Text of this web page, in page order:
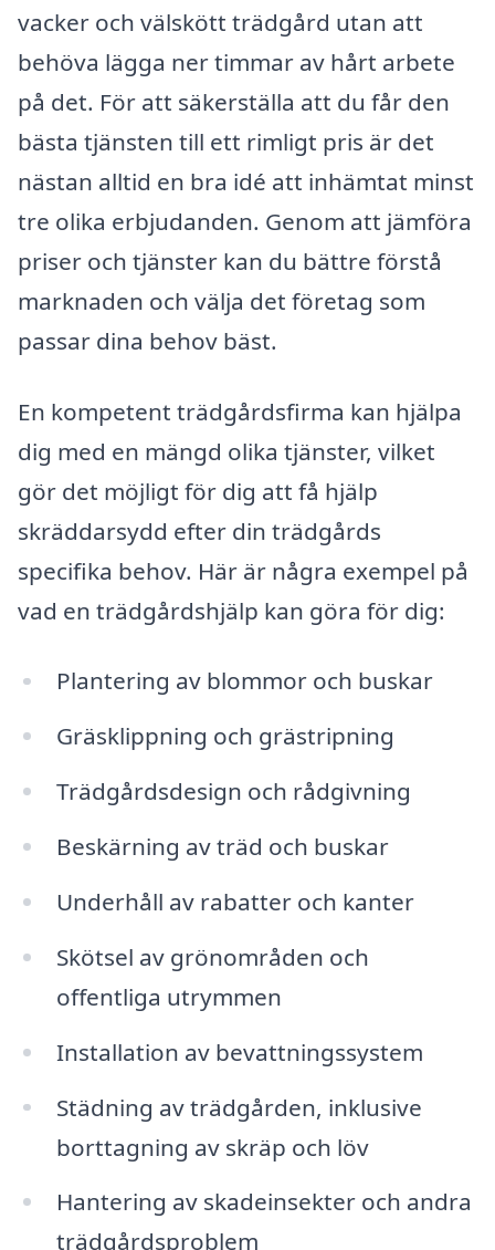
vacker och välskött trädgård utan att
behöva lägga ner timmar av hårt arbete
på det. För att säkerställa att du får den
bästa tjänsten till ett rimligt pris är det
nästan alltid en bra idé att inhämtat minst
tre olika erbjudanden. Genom att jämföra
priser och tjänster kan du bättre förstå
marknaden och välja det företag som
passar dina behov bäst.
En kompetent trädgårdsfirma kan hjälpa
dig med en mängd olika tjänster, vilket
gör det möjligt för dig att få hjälp
skräddarsydd efter din trädgårds
specifika behov. Här är några exempel på
vad en trädgårdshjälp kan göra för dig:
Plantering av blommor och buskar
Gräsklippning och grästripning
Trädgårdsdesign och rådgivning
Beskärning av träd och buskar
Underhåll av rabatter och kanter
Skötsel av grönområden och
offentliga utrymmen
Installation av bevattningssystem
Städning av trädgården, inklusive
borttagning av skräp och löv
Hantering av skadeinsekter och andra
trädgårdsproblem